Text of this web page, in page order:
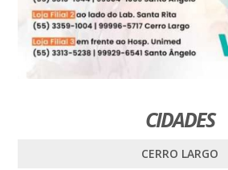
CIDADES
CERRO LARGO